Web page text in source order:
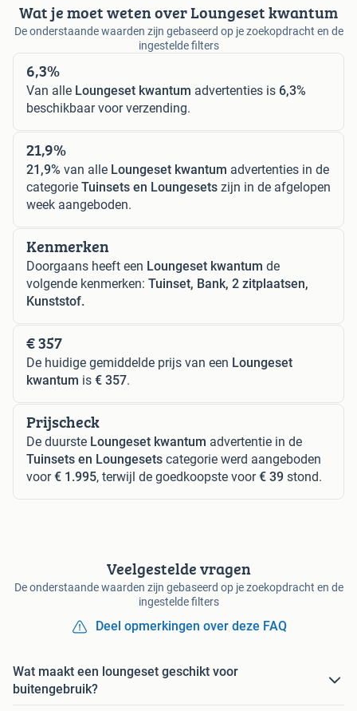
Wat je moet weten over Loungeset kwantum
De onderstaande waarden zijn gebaseerd op je zoekopdracht en de
ingestelde filters
6,3%
Van alle Loungeset kwantum advertenties is 6,3%
beschikbaar voor verzending.
21,9%
21,9% van alle Loungeset kwantum advertenties in de
categorie Tuinsets en Loungesets zijn in de afgelopen
week aangeboden.
Kenmerken
Doorgaans heeft een Loungeset kwantum de
volgende kenmerken: Tuinset, Bank, 2 zitplaatsen,
Kunststof.
€ 357
De huidige gemiddelde prijs van een Loungeset
kwantum is € 357.
Prijscheck
De duurste Loungeset kwantum advertentie in de
Tuinsets en Loungesets categorie werd aangeboden
voor€ 1.995, terwijl de goedkoopste voor€ 39 stond.
Veelgestelde vragen
De onderstaande waarden zijn gebaseerd op je zoekopdracht en de
ingestelde filters
Deel opmerkingen over deze FAQ
Wat maakt een loungeset geschikt voor
buitengebruik?